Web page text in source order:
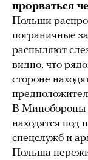
прорваться
Польши
пограничные
распыляют
видно, что
стороне
В
находятся под
спецслужб и
Польша